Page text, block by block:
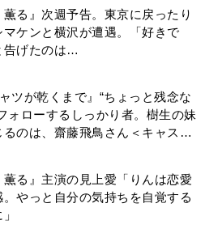
薫る』次週予告。東京に戻ったり
マケンと横沢が遭遇。「好きで
告げたのは…
ャツが乾くまで』“ちょっと残念な
ォローするしっかり者。樹生の妹
るのは、齋藤飛鳥さん＜キャスト
薫る』主演の見上愛「りんは恋愛
。やっと自分の気持ちを自覚する